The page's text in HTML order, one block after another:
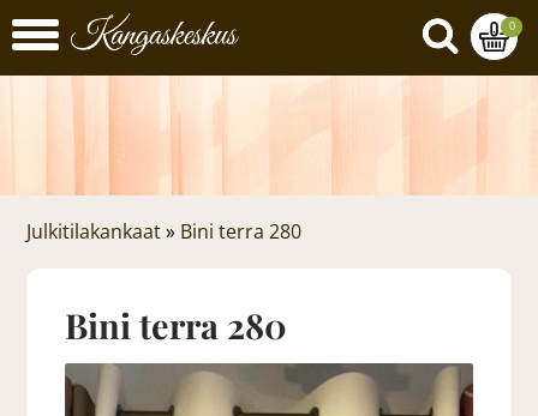
0
Julkitilakankaat » Bini terra 280
Bini terra 280